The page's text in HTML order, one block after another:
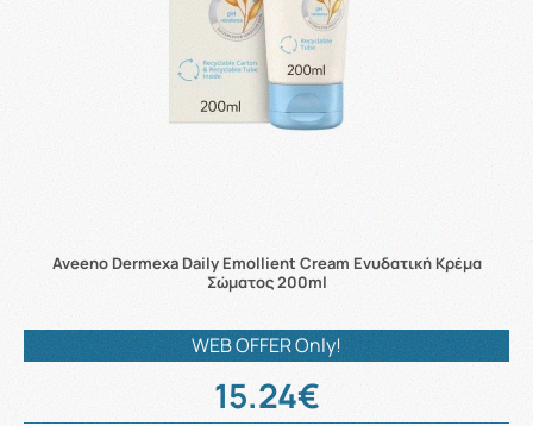
Aveeno Dermexa Daily Emollient Cream Ενυδατική Κρέμα
Σώματος 200ml
WEB OFFER Only!
15.24€